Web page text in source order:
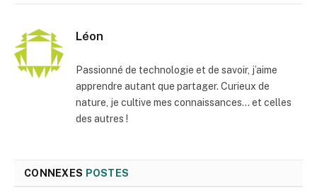
Léon
Passionné de technologie et de savoir, j’aime
apprendre autant que partager. Curieux de
nature, je cultive mes connaissances… et celles
des autres !
CONNEXES POSTES